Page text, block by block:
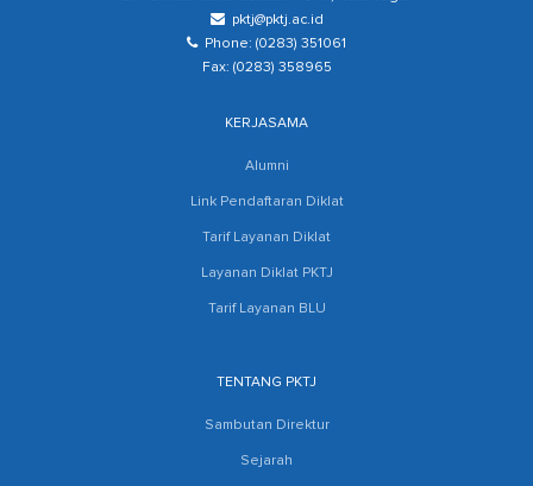
pktj@pktj.ac.id
Phone: (0283) 351061
Fax: (0283) 358965
KERJASAMA
Alumni
Link Pendaftaran Diklat
Tarif Layanan Diklat
Layanan Diklat PKTJ
Tarif Layanan BLU
TENTANG PKTJ
Sambutan Direktur
Sejarah